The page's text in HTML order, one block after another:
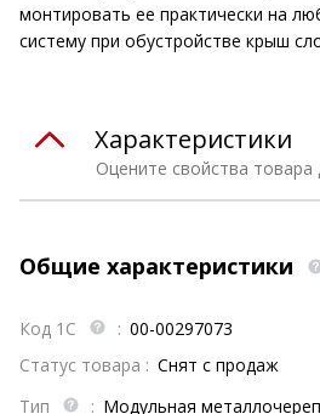
монтировать ее практически на
систему при обустройстве крыш
Оцените свойства товара
Характеристики
Общие характеристики
Код 1С : 00-00297073
Статус товара : Снят с продаж
Тип
: Модульная